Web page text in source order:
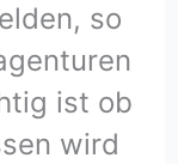
so
ist ob
wird